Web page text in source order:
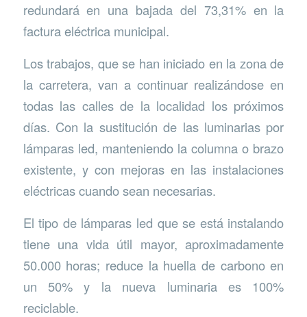
redundará en una bajada del 73,31% en la
factura eléctrica municipal.
Los trabajos, que se han iniciado en la zona de
la carretera, van a continuar realizándose en
todas las calles de la localidad los próximos
días. Con la sustitución de las luminarias por
lámparas led, manteniendo la columna o brazo
existente, y con mejoras en las instalaciones
eléctricas cuando sean necesarias.
El tipo de lámparas led que se está instalando
tiene una vida útil mayor, aproximadamente
50.000 horas; reduce la huella de carbono en
un 50% y la nueva luminaria es 100%
reciclable.